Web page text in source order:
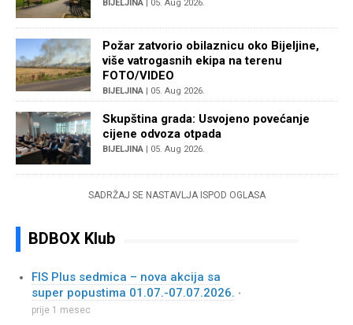
BIJELJINA | 05. Aug 2026.
Požar zatvorio obilaznicu oko Bijeljine,
više vatrogasnih ekipa na terenu
FOTO/VIDEO
BIJELJINA | 05. Aug 2026.
Skupština grada: Usvojeno povećanje
cijene odvoza otpada
BIJELJINA | 05. Aug 2026.
SADRŽAJ SE NASTAVLJA ISPOD OGLASA
BDBOX Klub
FIS Plus sedmica – nova akcija sa
super popustima 01.07.-07.07.2026. •
prije 1 mesec